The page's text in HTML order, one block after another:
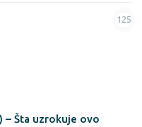
125
– Šta uzrokuje ovo